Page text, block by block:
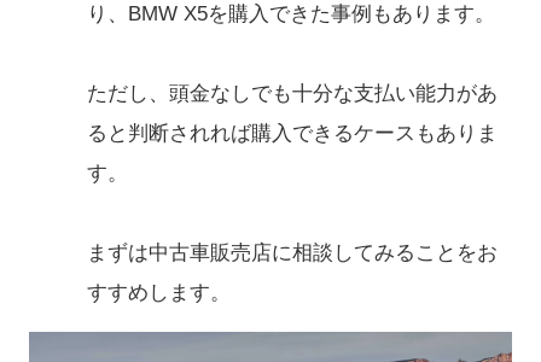
り、BMW X5を購入できた事例もあります。
ただし、頭金なしでも十分な支払い能力があ
ると判断されれば購入できるケースもありま
す。
まずは中古車販売店に相談してみることをお
すすめします。